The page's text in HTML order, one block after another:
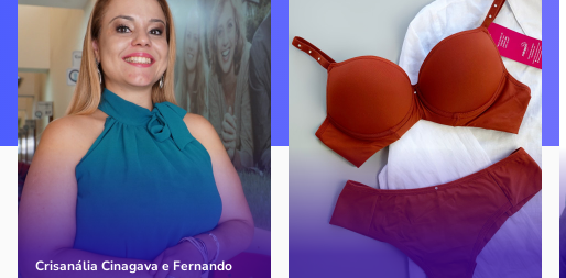
Crisanália Cinagava e Fernando
QualiMedi Saúde
Londrina / PR
Crisanália Cinagava e
Fernando Cinagava abriram
clínica com atendimento de
nível particular com preço
acessível
Miragem Moda Íntima
Pérola / PR
Com o apoio do Sebrae, a
empresa cresceu e
atualmente conta com
quatro lojas